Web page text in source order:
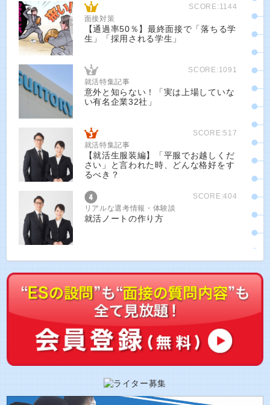
SCORE:1144
面接対策
【通過率50％】最終面接で「落ちる学
生」「採用される学生」
SCORE:1091
就活特集記事
意外と知らない！「実は上場していな
い有名企業32社」
SCORE:517
就活特集記事
【就活生服装編】「平服でお越しくだ
さい」と言われた時、どんな格好をす
るべき？
SCORE:404
リアルな選考情報・体験談
就活ノートの作り方